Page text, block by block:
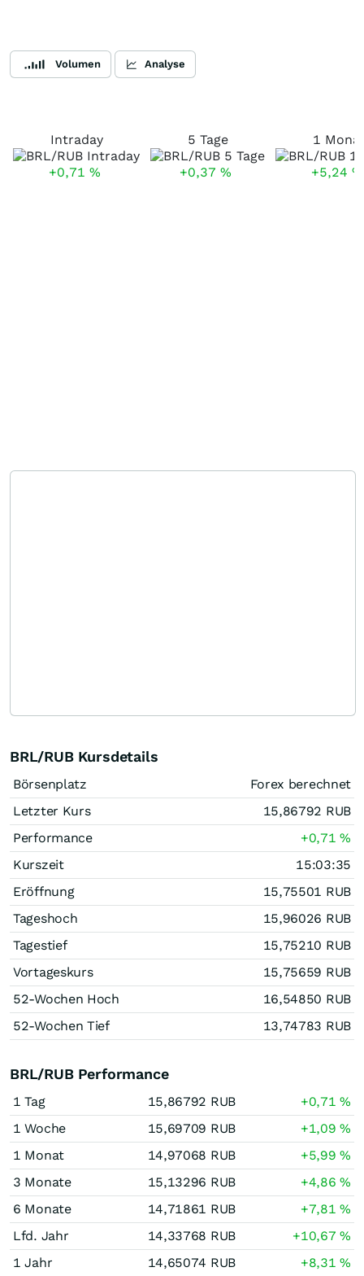
Volumen Analyse
Intraday
+0,71 %
5 Tage
+0,37 %
1
+5,24 %
BRL/RUB Kursdetails
Börsenplatz
Forex berechnet
Letzter Kurs
15,86792 RUB
Performance
+0,71%
Kurszeit
15:03:35
Eröffnung
15,75501 RUB
Tageshoch
15,96026 RUB
Tagestief
15,75210 RUB
Vortageskurs
15,75659 RUB
52-Wochen Hoch
16,54850 RUB
52-Wochen Tief
13,74783 RUB
BRL/RUB Performance
1 Tag 15,86792 RUB +0,71%
1 Woche
15,69709 RUB +1,09%
1 Monat
14,97068 RUB +5,99%
3 Monate
15,13296 RUB +4,86%
6 Monate
14,71861 RUB +7,81%
Lfd. Jahr
14,33768 RUB +10,67%
1 Jahr
14,65074 RUB +8,31%